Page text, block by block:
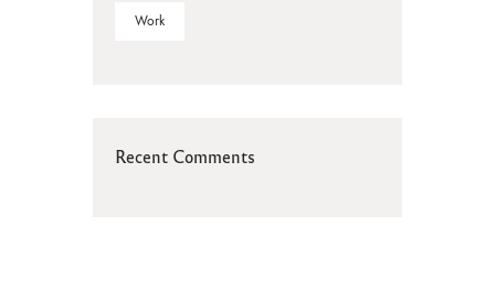
Work
Recent Comments